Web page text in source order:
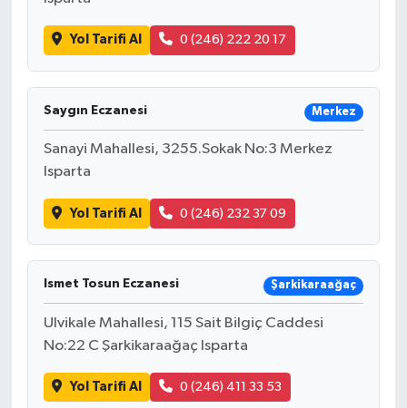
Yol Tarifi Al 0 (246) 222 20 17
Saygın Eczanesi Merkez
Sanayi Mahallesi, 3255.Sokak No:3 Merkez
Isparta
Yol Tarifi Al 0 (246) 232 37 09
Ismet Tosun Eczanesi Şarkikaraağaç
Ulvikale Mahallesi, 115 Sait Bilgiç Caddesi
No:22 C Şarkikaraağaç Isparta
Yol Tarifi Al 0 (246) 411 33 53
KÜLTÜR SANAT
Oyun
POLİTİKA
RESMİ İLANLAR
SAĞLIK
Teknoloji